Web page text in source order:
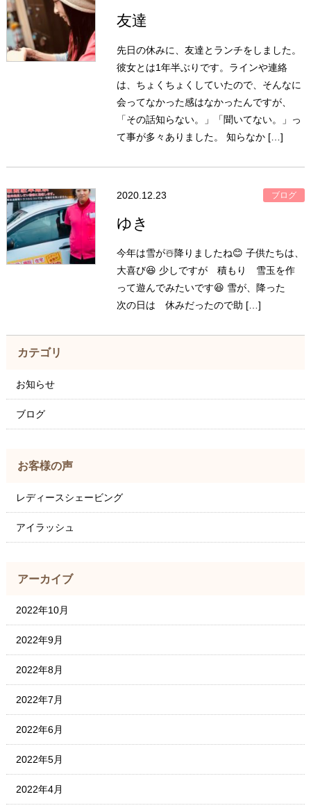
友達
先日の休みに、友達とランチをしました。
彼女とは1年半ぶりです。ラインや連絡
は、ちょくちょくしていたので、そんなに
会ってなかった感はなかったんですが、
「その話知らない。」「聞いてない。」っ
て事が多々ありました。 知らなか […]
2020.12.23 ブログ
ゆき
今年は雪が☃️降りましたね😊 子供たちは、
大喜び😆 少しですが 積もり 雪玉を作
って遊んでみたいです😆 雪が、降った
次の日は 休みだったので助 […]
カテゴリ
お知らせ
ブログ
お客様の声
レディースシェービング
アイラッシュ
アーカイブ
2022年10月
2022年9月
2022年8月
2022年7月
2022年6月
2022年5月
2022年4月